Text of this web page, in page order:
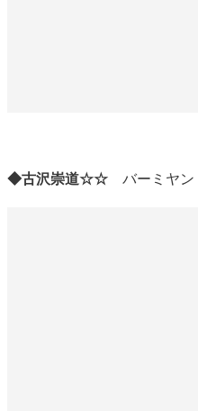
◆古沢崇道☆☆バーミヤン